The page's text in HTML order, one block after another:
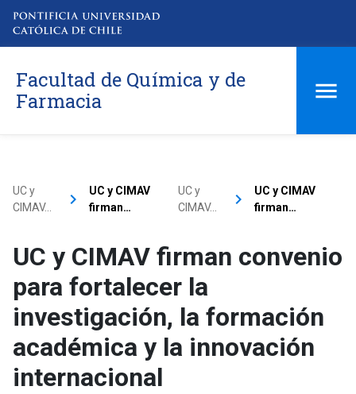
Facultad de Química y de
Farmacia
UC y
CIMAV…
keyboard_arrow_right
UC y CIMAV
firman…
UC y
CIMAV…
keyboard_arrow_right
UC y CIMAV
firman…
UC y CIMAV firman convenio
para fortalecer la
investigación, la formación
académica y la innovación
internacional